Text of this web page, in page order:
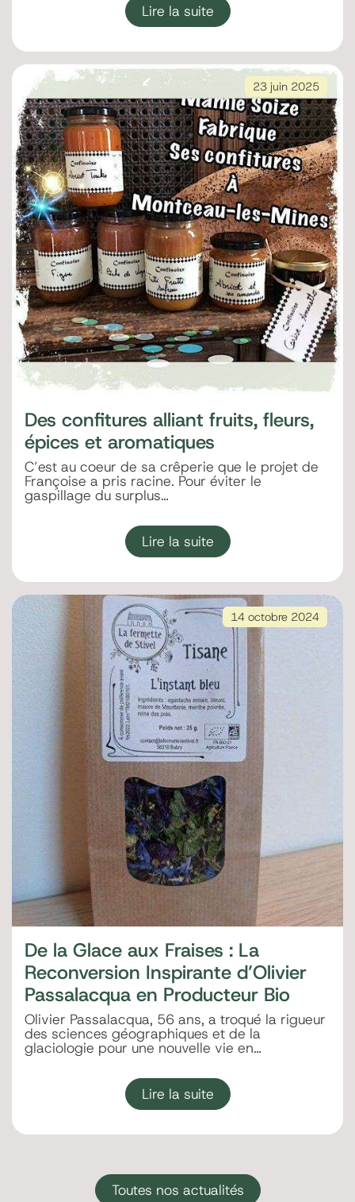
Lire la suite
23 juin 2025
Des confitures alliant fruits, fleurs,
épices et aromatiques
C’est au coeur de sa crêperie que le projet de
Françoise a pris racine. Pour éviter le
gaspillage du surplus…
Lire la suite
14 octobre 2024
De la Glace aux Fraises : La
Reconversion Inspirante d’Olivier
Passalacqua en Producteur Bio
Olivier Passalacqua, 56 ans, a troqué la rigueur
des sciences géographiques et de la
glaciologie pour une nouvelle vie en…
Lire la suite
Toutes nos actualités